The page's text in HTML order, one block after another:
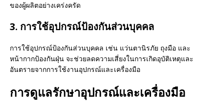
ของผู้ผลิตอย่างเคร่งครัด
3. การใช้อุปกรณ์ป้องกันส่วนบุคคล
การใช้อุปกรณ์ป้องกันส่วนบุคคล เช่น แว่นตานิรภัย ถุงมือ และ
หน้ากากป้องกันฝุ่น จะช่วยลดความเสี่ยงในการเกิดอุบัติเหตุและ
อันตรายจากการใช้งานอุปกรณ์และเครื่องมือ
การดูแลรักษาอุปกรณ์และเครื่องมือ